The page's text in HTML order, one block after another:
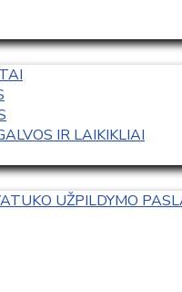
IR LAIKIKLIAI
UŽPILDYMO